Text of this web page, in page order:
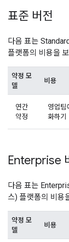
표준 버전
다음 표는
플랫폼의 비용을
약정 모
델
비용
연간
약정
영업팀
화하기
Enterprise
다음 표는
스) 플랫폼의 비용
약정 모
델
비용